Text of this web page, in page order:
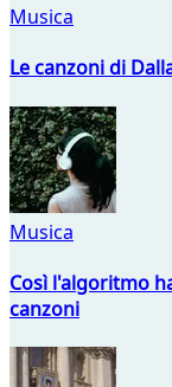
Musica
Le canzoni di
Musica
Così l'algoritmo
canzoni